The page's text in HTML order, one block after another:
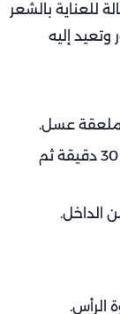
للعناية بالشعر
إليه
عسل.
ضعي الخليط على فروة الرأس والشعر لمدة 30 دقيقة ثم
الداخل.
الرأس.